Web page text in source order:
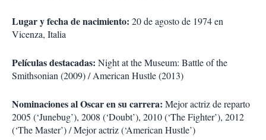
Lugar y fecha de nacimiento: 20 de agosto de 1974 en
Vicenza, Italia
Películas destacadas: Night at the Museum: Battle of the
Smithsonian (2009) / American Hustle (2013)
Nominaciones al Oscar en su carrera: Mejor actriz de reparto
2005 (‘Junebug’), 2008 (‘Doubt’), 2010 (‘The Fighter’), 2012
(‘The Master’) / Mejor actriz (‘American Hustle’)